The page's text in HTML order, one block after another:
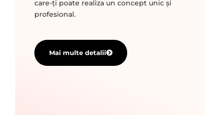
care-ți poate realiza un concept unic și
profesional.
Mai multe detalii